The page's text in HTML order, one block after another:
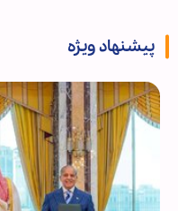
پیشنهاد ویژه